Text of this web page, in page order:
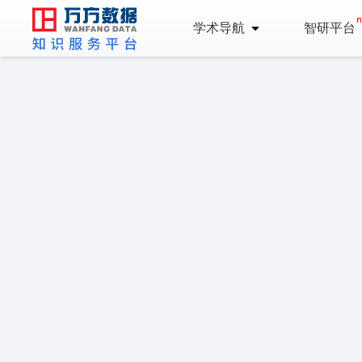
学术导航 智研平台